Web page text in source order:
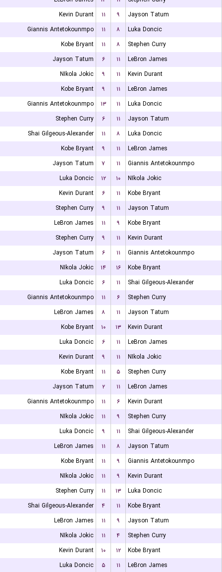
Kevin Durant
۱۱ ۹
Jayson Tatum
Giannis Antetokounmpo
۱۱ ۸
Luka Doncic
Kobe Bryant
۱۱ ۸
Stephen Curry
Jayson Tatum
۶ ۱۱
LeBron James
NIkola Jokic
۹ ۱۱
Kevin Durant
Kobe Bryant
۹ ۱۱
LeBron James
Giannis Antetokounmpo
۱۳ ۱۱
Luka Doncic
Stephen Curry
۶ ۱۱
Jayson Tatum
Shai Gilgeous-Alexander
۱۱ ۸
Luka Doncic
Kobe Bryant
۹ ۱۱
LeBron James
Jayson Tatum
۷ ۱۱
Giannis Antetokounmpo
Luka Doncic
۱۲ ۱۰
NIkola Jokic
Kevin Durant
۶ ۱۱
Kobe Bryant
Stephen Curry
۹ ۱۱
Jayson Tatum
LeBron James
۱۱ ۹
Kobe Bryant
Stephen Curry
۹ ۱۱
Kevin Durant
Jayson Tatum
۶ ۱۱
Giannis Antetokounmpo
NIkola Jokic
۱۴ ۱۶
Kobe Bryant
Luka Doncic
۶ ۱۱
Shai Gilgeous-Alexander
Giannis Antetokounmpo
۱۱ ۶
Stephen Curry
LeBron James
۸ ۱۱
Jayson Tatum
Kobe Bryant
۱۰ ۱۳
Kevin Durant
Luka Doncic
۶ ۱۱
LeBron James
Kevin Durant
۹ ۱۱
NIkola Jokic
Kobe Bryant
۱۱ ۵
Stephen Curry
Jayson Tatum
۲ ۱۱
LeBron James
Giannis Antetokounmpo
۱۱ ۶
Kevin Durant
NIkola Jokic
۱۱ ۹
Stephen Curry
Luka Doncic
۹ ۱۱
Shai Gilgeous-Alexander
LeBron James
۱۱ ۸
Jayson Tatum
Kobe Bryant
۱۱ ۹
Giannis Antetokounmpo
NIkola Jokic
۱۱ ۹
Kevin Durant
Stephen Curry
۱۱ ۱۳
Luka Doncic
Shai Gilgeous-Alexander
۴ ۱۱
Kobe Bryant
LeBron James
۱۱ ۹
Jayson Tatum
NIkola Jokic
۱۱ ۴
Stephen Curry
Kevin Durant
۱۰ ۱۲
Kobe Bryant
Luka Doncic
۵ ۱۱
LeBron James